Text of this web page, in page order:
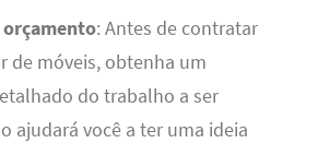
: Antes de contratar
de móveis, obtenha um
do trabalho a ser
ajudará você a ter uma ideia